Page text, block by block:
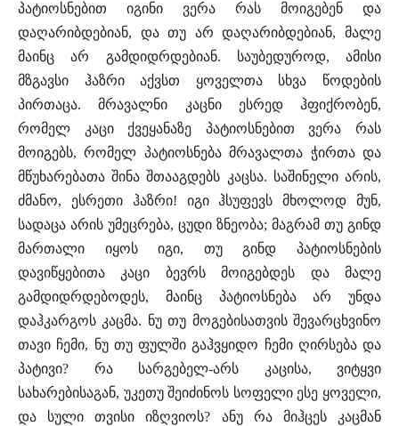
პატიოსნებით იგინი ვერა რას მოიგებენ და
დაღარიბდებიან, და თუ არ დაღარიბდებიან, მალე
მაინც არ გამდიდრდებიან. საუბედუროდ, ამისი
მზგავსი ჰაზრი აქვსთ ყოველთა სხვა წოდების
პირთაცა. მრავალნი კაცნი ესრედ ჰფიქრობენ,
რომელ კაცი ქვეყანაზე პატიოსნებით ვერა რას
მოიგებს, რომელ პატიოსნება მრავალთა ჭირთა და
მწუხარებათა შინა შთააგდებს კაცსა. საშინელი არის,
ძმანო, ესრეთი ჰაზრი! იგი ჰსუფევს მხოლოდ მუნ,
სადაცა არის უმეცრება, ცუდი ზნეობა; მაგრამ თუ გინდ
მართალი იყოს იგი, თუ გინდ პატიოსნების
დავიწყებითა კაცი ბევრს მოიგებდეს და მალე
გამდიდრდებოდეს, მაინც პატიოსნება არ უნდა
დაჰკარგოს კაცმა. ნუ თუ მოგებისათვის შევარცხვინო
თავი ჩემი, ნუ თუ ფულში გაჰვყიდო ჩემი ღირსება და
პატივი? რა სარგებელ-არს კაცისა, ვიტყვი
სახარებისაგან, უკეთუ შეიძინოს სოფელი ესე ყოველი,
და სული თვისი იზღვიოს? ანუ რა მიჰცეს კაცმან